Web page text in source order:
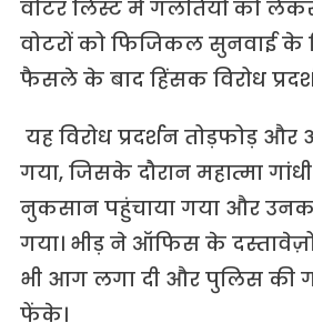
वोटर लिस्ट में गलतियों को
वोटरों को फिजिकल सुनवाई
फैसले के बाद हिंसक विरोध
यह विरोध प्रदर्शन तोड़फोड़
गया, जिसके दौरान महात्मा
नुकसान पहुंचाया गया और
गया। भीड़ ने ऑफिस के
भी आग लगा दी और पुलिस की
फेंके।